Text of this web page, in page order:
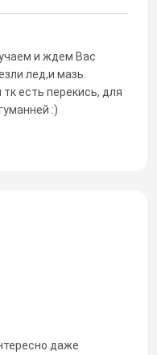
и ждем Вас
лед,и мазь.
есть перекись, для
:)
даже